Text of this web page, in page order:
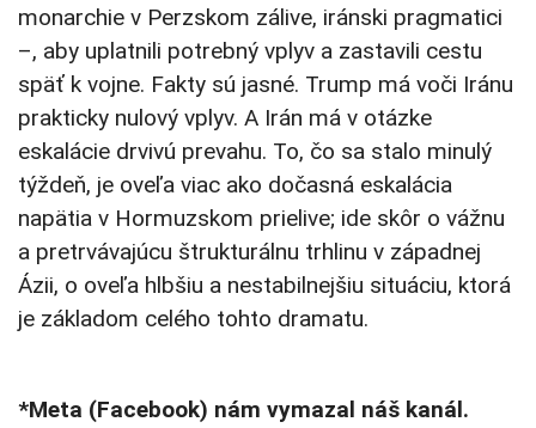
monarchie v Perzskom zálive, iránski pragmatici
–, aby uplatnili potrebný vplyv a zastavili cestu
späť k vojne. Fakty sú jasné. Trump má voči Iránu
prakticky nulový vplyv. A Irán má v otázke
eskalácie drvivú prevahu. To, čo sa stalo minulý
týždeň, je oveľa viac ako dočasná eskalácia
napätia v Hormuzskom prielive; ide skôr o vážnu
a pretrvávajúcu štrukturálnu trhlinu v západnej
Ázii, o oveľa hlbšiu a nestabilnejšiu situáciu, ktorá
je základom celého tohto dramatu.
*Meta (Facebook) nám vymazal náš kanál.